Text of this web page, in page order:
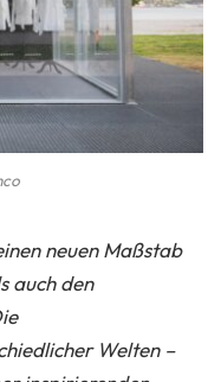
neuen Maßstab
auch den
Welten –